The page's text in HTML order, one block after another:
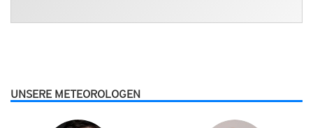
UNSERE METEOROLOGEN